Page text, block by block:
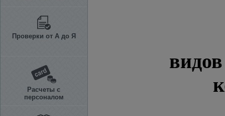
Проверки от А до Я
Расчеты с
персоналом